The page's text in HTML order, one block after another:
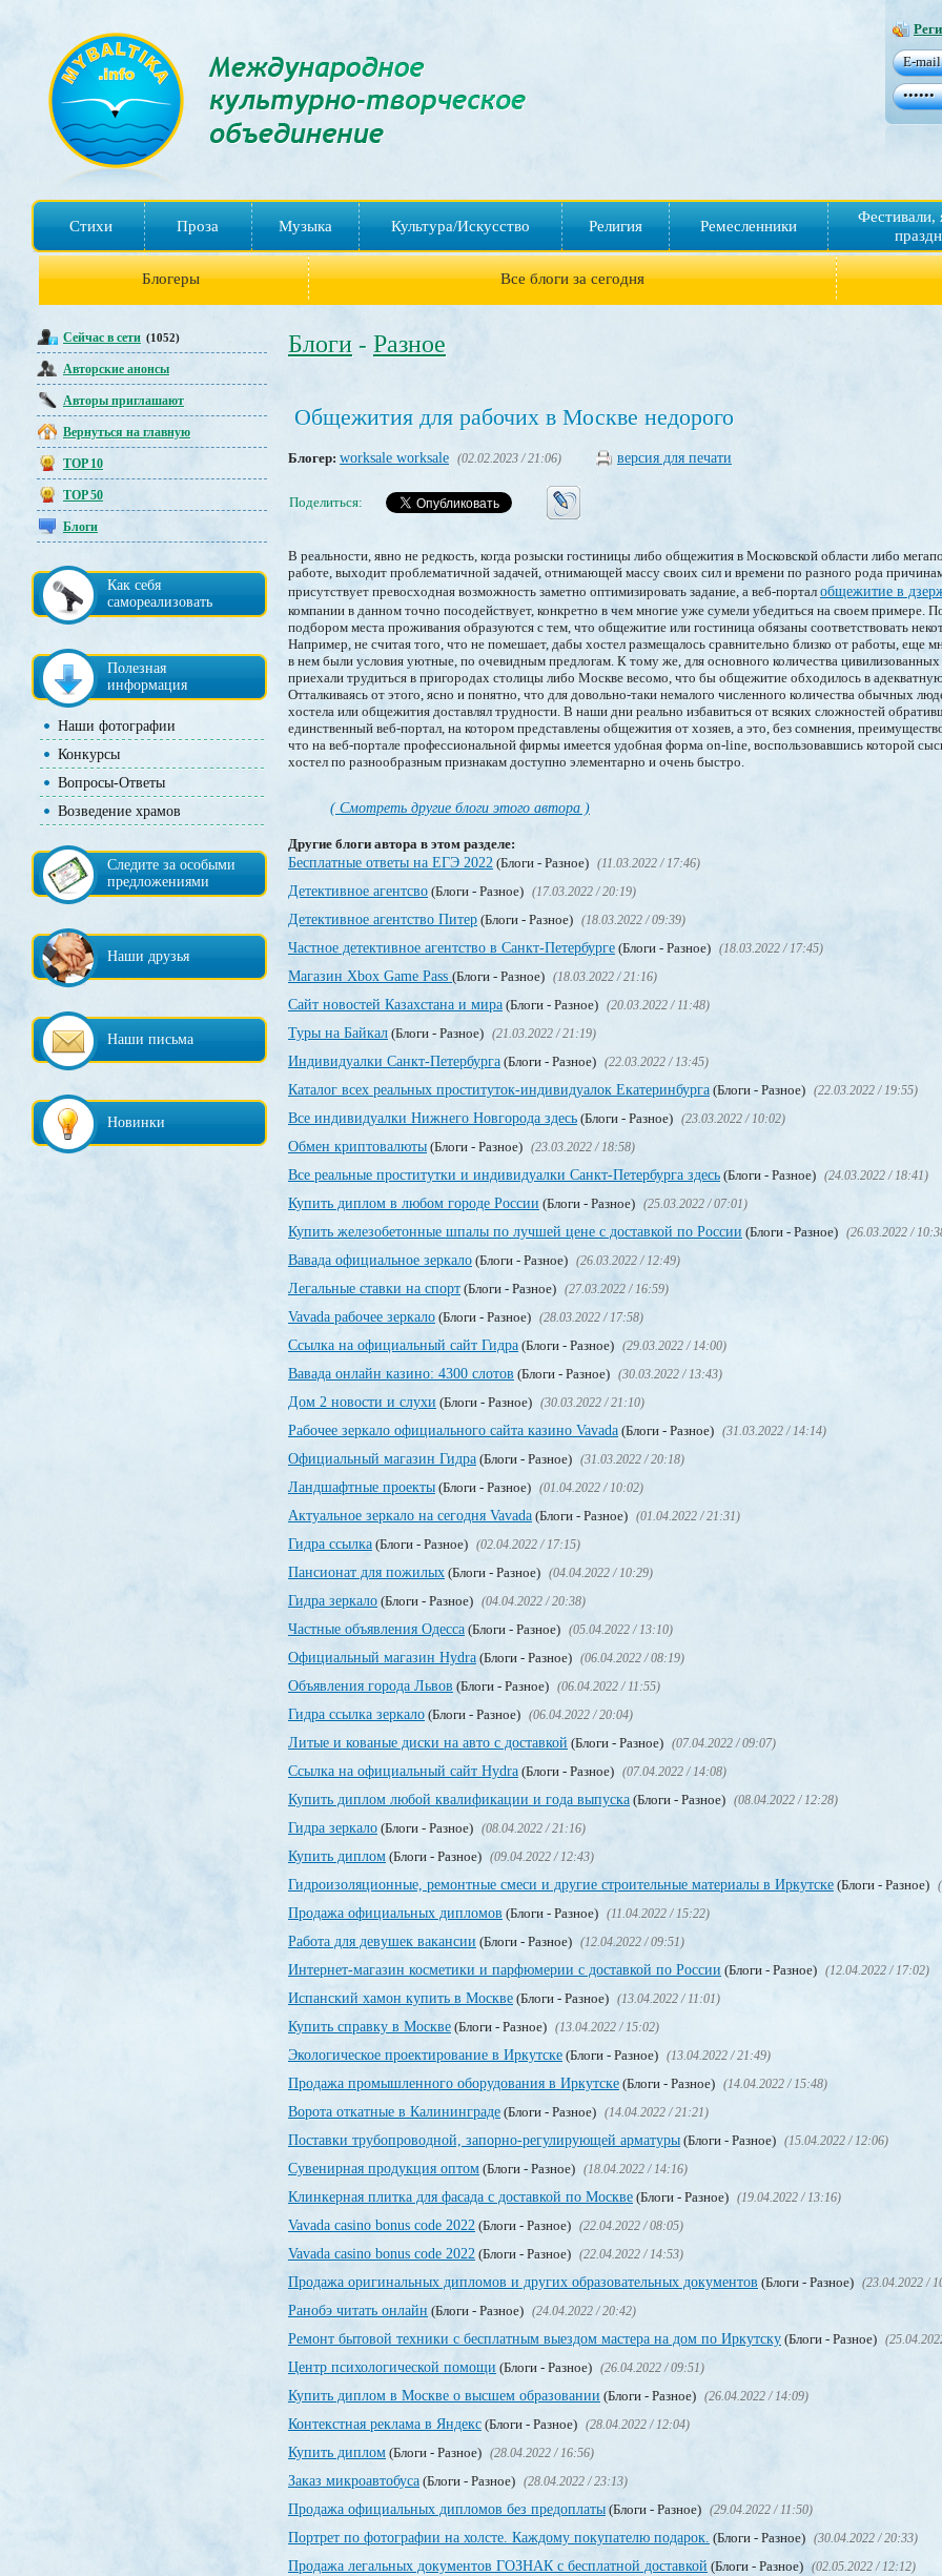
Стихи Проза Музыка Культура/Искусство Религия Ремесленники
Фестивали,
Блогеры Все блоги за сегодня
Сейчас в сети (1052)
Авторские анонсы
Авторы приглашают
Вернуться на главную
TOP 10
TOP 50
Блоги
Как себя
самореализовать
Полезная
информация
Наши фотографии
Конкурсы
Вопросы-Ответы
Возведение храмов
Следите за особыми
предложениями
Наши друзья
Наши письма
Новинки
Блоги - Разное
Общежития для рабочих в Москве недорого
Блогер: worksale worksale (02.02.2023 / 21:06) версия для печати
Поделиться:
В реальности, явно не редкость, когда розыски гостиницы либо общежития в Московской области либо
работе, выходит проблематичной задачей, отнимающей массу своих сил и времени по разного рода
присутствует превосходная возможность заметно оптимизировать задание, а веб-портал общежитие в
компании в данном точно посодействует, конкретно в чем многие уже сумели убедиться на своем примере.
подбором места проживания образуются с тем, что общежитие или гостиница обязаны соответствовать
Например, не считая того, что не помешает, дабы хостел размещалось сравнительно близко от работы, еще
в нем были условия уютные, по очевидным предлогам. К тому же, для основного количества
приехали трудиться в пригородах столицы либо Москве весомо, что бы общежитие обходилось в
Отталкиваясь от этого, ясно и понятно, что для довольно-таки немалого численного количества обычных
хостела или общежития доставлял трудности. В наши дни реально избавиться от всяких сложностей
единственный веб-портал, на котором представлены общежития от хозяев, а это, без сомнения,
что на веб-портале профессиональной фирмы имеется удобная форма on-line, воспользовавшись которой
хостел по разнообразным признакам доступно элементарно и очень быстро.
( Смотреть другие блоги этого автора )
Другие блоги автора в этом разделе:
Бесплатные ответы на ЕГЭ 2022 (Блоги - Разное) (11.03.2022 / 17:46)
Детективное агентсво (Блоги - Разное) (17.03.2022 / 20:19)
Детективное агентство Питер (Блоги - Разное) (18.03.2022 / 09:39)
Частное детективное агентство в Санкт-Петербурге (Блоги - Разное) (18.03.2022 / 17:45)
Магазин Xbox Game Pass (Блоги - Разное) (18.03.2022 / 21:16)
Сайт новостей Казахстана и мира (Блоги - Разное) (20.03.2022 / 11:48)
Туры на Байкал (Блоги - Разное) (21.03.2022 / 21:19)
Индивидуалки Санкт-Петербурга (Блоги - Разное) (22.03.2022 / 13:45)
Каталог всех реальных проституток-индивидуалок Екатеринбурга (Блоги - Разное) (22.03.2022 / 19:55)
Все индивидуалки Нижнего Новгорода здесь (Блоги - Разное) (23.03.2022 / 10:02)
Обмен криптовалюты (Блоги - Разное) (23.03.2022 / 18:58)
Все реальные проститутки и индивидуалки Санкт-Петербурга здесь (Блоги - Разное) (24.03.2022 / 18:41)
Купить диплом в любом городе России (Блоги - Разное) (25.03.2022 / 07:01)
Купить железобетонные шпалы по лучшей цене с доставкой по России (Блоги - Разное) (26.03.2022 /
Вавада официальное зеркало (Блоги - Разное) (26.03.2022 / 12:49)
Легальные ставки на спорт (Блоги - Разное) (27.03.2022 / 16:59)
Vavada рабочее зеркало (Блоги - Разное) (28.03.2022 / 17:58)
Ссылка на официальный сайт Гидра (Блоги - Разное) (29.03.2022 / 14:00)
Вавада онлайн казино: 4300 слотов (Блоги - Разное) (30.03.2022 / 13:43)
Дом 2 новости и слухи (Блоги - Разное) (30.03.2022 / 21:10)
Рабочее зеркало официального сайта казино Vavada (Блоги - Разное) (31.03.2022 / 14:14)
Официальный магазин Гидра (Блоги - Разное) (31.03.2022 / 20:18)
Ландшафтные проекты (Блоги - Разное) (01.04.2022 / 10:02)
Актуальное зеркало на сегодня Vavada (Блоги - Разное) (01.04.2022 / 21:31)
Гидра ссылка (Блоги - Разное) (02.04.2022 / 17:15)
Пансионат для пожилых (Блоги - Разное) (04.04.2022 / 10:29)
Гидра зеркало (Блоги - Разное) (04.04.2022 / 20:38)
Частные объявления Одесса (Блоги - Разное) (05.04.2022 / 13:10)
Официальный магазин Hydra (Блоги - Разное) (06.04.2022 / 08:19)
Объявления города Львов (Блоги - Разное) (06.04.2022 / 11:55)
Гидра ссылка зеркало (Блоги - Разное) (06.04.2022 / 20:04)
Литые и кованые диски на авто с доставкой (Блоги - Разное) (07.04.2022 / 09:07)
Ссылка на официальный сайт Hydra (Блоги - Разное) (07.04.2022 / 14:08)
Купить диплом любой квалификации и года выпуска (Блоги - Разное) (08.04.2022 / 12:28)
Гидра зеркало (Блоги - Разное) (08.04.2022 / 21:16)
Купить диплом (Блоги - Разное) (09.04.2022 / 12:43)
Гидроизоляционные, ремонтные смеси и другие строительные материалы в Иркутске (Блоги - Разное)
Продажа официальных дипломов (Блоги - Разное) (11.04.2022 / 15:22)
Работа для девушек вакансии (Блоги - Разное) (12.04.2022 / 09:51)
Интернет-магазин косметики и парфюмерии с доставкой по России (Блоги - Разное) (12.04.2022 / 17:02)
Испанский хамон купить в Москве (Блоги - Разное) (13.04.2022 / 11:01)
Купить справку в Москве (Блоги - Разное) (13.04.2022 / 15:02)
Экологическое проектирование в Иркутске (Блоги - Разное) (13.04.2022 / 21:49)
Продажа промышленного оборудования в Иркутске (Блоги - Разное) (14.04.2022 / 15:48)
Ворота откатные в Калининграде (Блоги - Разное) (14.04.2022 / 21:21)
Поставки трубопроводной, запорно-регулирующей арматуры (Блоги - Разное) (15.04.2022 / 12:06)
Сувенирная продукция оптом (Блоги - Разное) (18.04.2022 / 14:16)
Клинкерная плитка для фасада с доставкой по Москве (Блоги - Разное) (19.04.2022 / 13:16)
Vavada casino bonus code 2022 (Блоги - Разное) (22.04.2022 / 08:05)
Vavada casino bonus code 2022 (Блоги - Разное) (22.04.2022 / 14:53)
Продажа оригинальных дипломов и других образовательных документов (Блоги - Разное) (23.04.2022 /
Ранобэ читать онлайн (Блоги - Разное) (24.04.2022 / 20:42)
Ремонт бытовой техники с бесплатным выездом мастера на дом по Иркутску (Блоги - Разное)
Центр психологической помощи (Блоги - Разное) (26.04.2022 / 09:51)
Купить диплом в Москве о высшем образовании (Блоги - Разное) (26.04.2022 / 14:09)
Контекстная реклама в Яндекс (Блоги - Разное) (28.04.2022 / 12:04)
Купить диплом (Блоги - Разное) (28.04.2022 / 16:56)
Заказ микроавтобуса (Блоги - Разное) (28.04.2022 / 23:13)
Продажа официальных дипломов без предоплаты (Блоги - Разное) (29.04.2022 / 11:50)
Портрет по фотографии на холсте. Каждому покупателю подарок. (Блоги - Разное) (30.04.2022 / 20:33)
Продажа легальных документов ГОЗНАК с бесплатной доставкой (Блоги - Разное) (02.05.2022 / 12:12)